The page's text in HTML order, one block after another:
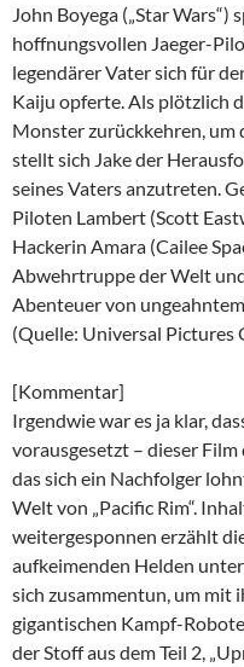
John Boyega („Star
hoffnungsvollen Jaeger-
legendärer Vater sich für
Kaiju opferte. Als plötzlich
Monster zurückkehren, um
stellt sich Jake der
seines Vaters anzutreten.
Piloten Lambert (Scott
Hackerin Amara (Cailee
Abwehrtruppe der Welt
Abenteuer von
(Quelle: Universal Pictures
[Kommentar]
Irgendwie war es ja klar,
vorausgesetzt – dieser
das sich ein Nachfolger
Welt von „Pacific Rim“.
weitergesponnen erzählt
aufkeimenden Helden
sich zusammentun, um mit
gigantischen Kampf-
der Stoff aus dem Teil 2,